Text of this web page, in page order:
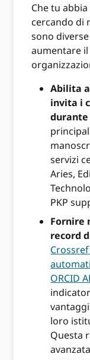
Che tu
cercando di
sono
aumentare il
Abilita
invita i
servizi
Aries,
PKP
Fornire
record
ORCID
loro
Questa